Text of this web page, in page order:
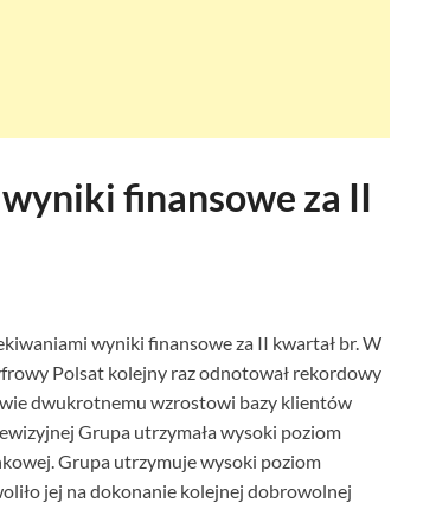
finansowe za II
wyniki finansowe za II kwartał br. W
Polsat kolejny raz odnotował rekordowy
dwukrotnemu wzrostowi bazy klientów
Grupa utrzymała wysoki poziom
Grupa utrzymuje wysoki poziom
jej na dokonanie kolejnej dobrowolnej